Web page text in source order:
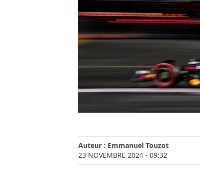
Auteur : Emmanuel Touzot
23 NOVEMBRE 2024 - 09:32